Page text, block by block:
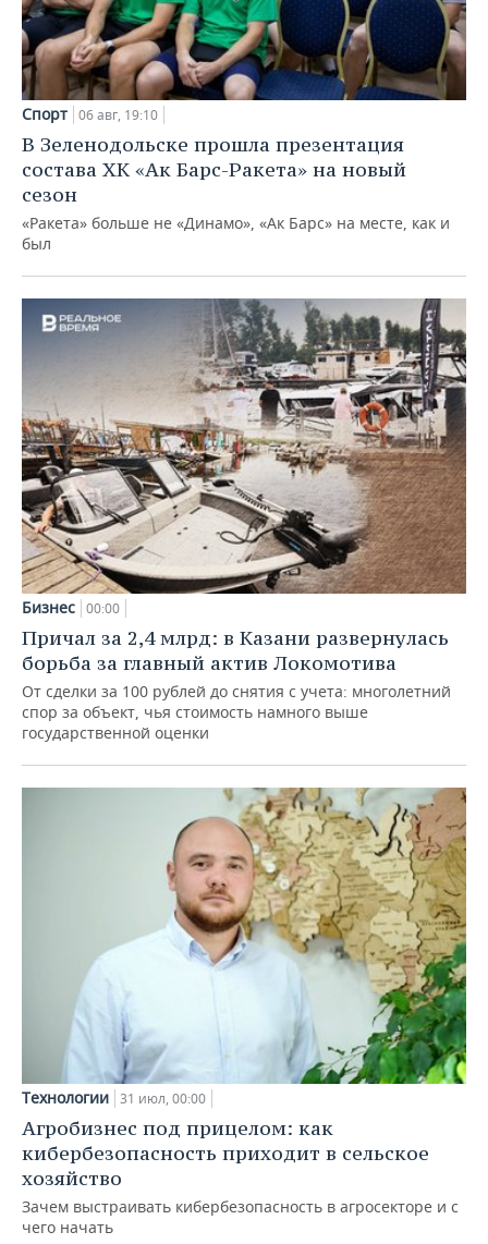
Спорт 06 авг, 19:10
В Зеленодольске прошла презентация
состава ХК «Ак Барс-Ракета» на новый
сезон
«Ракета» больше не «Динамо», «Ак Барс» на месте, как и
был
Бизнес 00:00
Причал за 2,4 млрд: в Казани развернулась
борьба за главный актив Локомотива
От сделки за 100 рублей до снятия с учета: многолетний
спор за объект, чья стоимость намного выше
государственной оценки
Технологии 31 июл, 00:00
Агробизнес под прицелом: как
кибербезопасность приходит в сельское
хозяйство
Зачем выстраивать кибербезопасность в агросекторе и с
чего начать